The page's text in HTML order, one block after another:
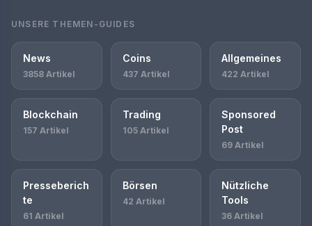
UNSERE THEMEN-GUIDES
News
3858 Artikel
Coins
437 Artikel
Allgemeines
422 Artikel
Blockchain
157 Artikel
Trading
105 Artikel
Sponsored
Post
69 Artikel
Presseberich
te
61 Artikel
Börsen
42 Artikel
Nützliche
Tools
36 Artikel